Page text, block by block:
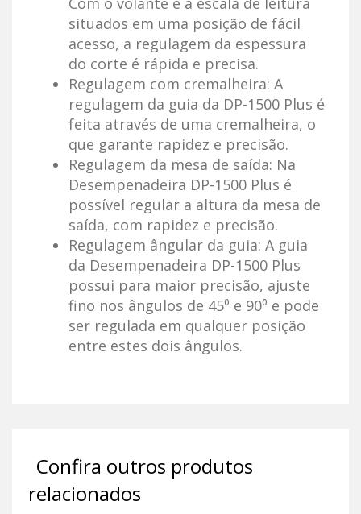
situados em uma posição de fácil
acesso, a regulagem da espessura
do corte é rápida e precisa.
Regulagem com cremalheira: A
regulagem da guia da DP-1500 Plus é
feita através de uma cremalheira, o
que garante rapidez e precisão.
Regulagem da mesa de saída: Na
Desempenadeira DP-1500 Plus é
possível regular a altura da mesa de
saída, com rapidez e precisão.
Regulagem ângular da guia: A guia
da Desempenadeira DP-1500 Plus
possui para maior precisão, ajuste
fino nos ângulos de 45⁰ e 90⁰ e pode
ser regulada em qualquer posição
entre estes dois ângulos.
Confira outros produtos
relacionados